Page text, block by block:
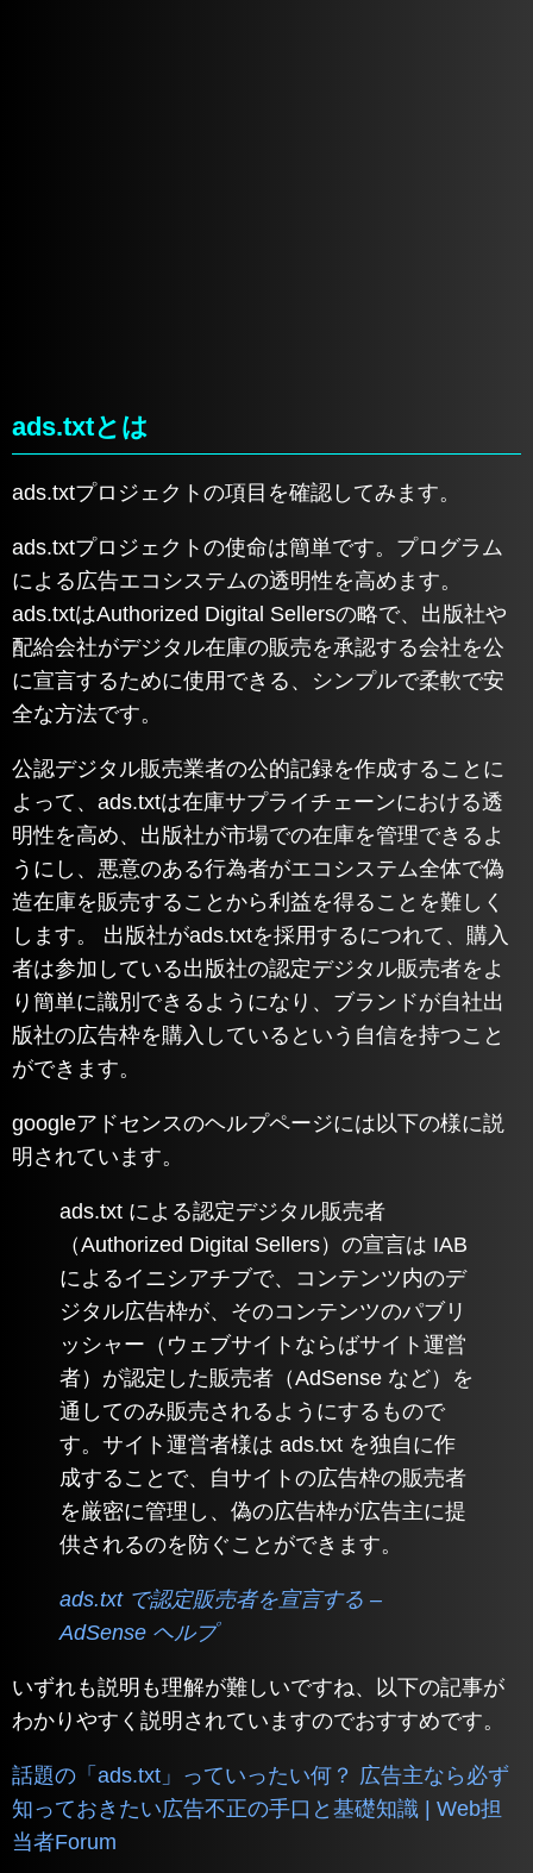
ads.txtとは
ads.txtプロジェクトの項目を確認してみます。
ads.txtプロジェクトの使命は簡単です。プログラム
による広告エコシステムの透明性を高めます。
ads.txtはAuthorized Digital Sellersの略で、出版社や
配給会社がデジタル在庫の販売を承認する会社を公
に宣言するために使用できる、シンプルで柔軟で安
全な方法です。
公認デジタル販売業者の公的記録を作成することに
よって、ads.txtは在庫サプライチェーンにおける透
明性を高め、出版社が市場での在庫を管理できるよ
うにし、悪意のある行為者がエコシステム全体で偽
造在庫を販売することから利益を得ることを難しく
します。 出版社がads.txtを採用するにつれて、購入
者は参加している出版社の認定デジタル販売者をよ
り簡単に識別できるようになり、ブランドが自社出
版社の広告枠を購入しているという自信を持つこと
ができます。
googleアドセンスのヘルプページには以下の様に説
明されています。
ads.txt による認定デジタル販売者
（Authorized Digital Sellers）の宣言は IAB
によるイニシアチブで、コンテンツ内のデ
ジタル広告枠が、そのコンテンツのパブリ
ッシャー（ウェブサイトならばサイト運営
者）が認定した販売者（AdSense など）を
通してのみ販売されるようにするもので
す。サイト運営者様は ads.txt を独自に作
成することで、自サイトの広告枠の販売者
を厳密に管理し、偽の広告枠が広告主に提
供されるのを防ぐことができます。
ads.txt で認定販売者を宣言する –
AdSense ヘルプ
いずれも説明も理解が難しいですね、以下の記事が
わかりやすく説明されていますのでおすすめです。
話題の「ads.txt」っていったい何？ 広告主なら必ず
知っておきたい広告不正の手口と基礎知識 | Web担
当者Forum